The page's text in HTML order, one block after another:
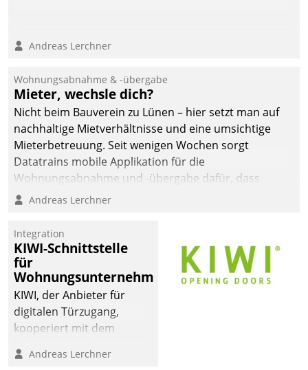
Andreas Lerchner
Wohnungsabnahme & -übergabe
Mieter, wechsle dich?
Nicht beim Bauverein zu Lünen – hier setzt man auf
nachhaltige Mietverhältnisse und eine umsichtige
Mieterbetreuung. Seit wenigen Wochen sorgt
Datatrains mobile Applikation für die
Wohnungsabnahme und -übergabe dafür, dass
Mieter wohlgeordnet kommen und, so es sein muss,
Andreas Lerchner
Integration
KIWI-Schnittstelle
für
Wohnungsunternehmen
KIWI, der Anbieter für
digitalen Türzugang,
kooperiert mit dem
Softwareentwicklungshaus
Andreas Lerchner